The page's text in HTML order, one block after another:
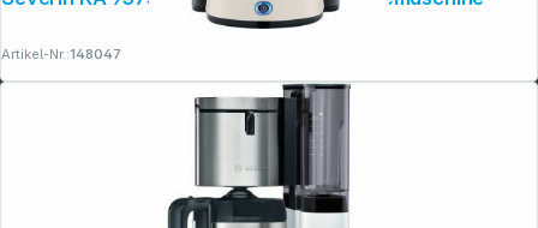
Artikel-Nr.:148047
Folgen Sie uns auf